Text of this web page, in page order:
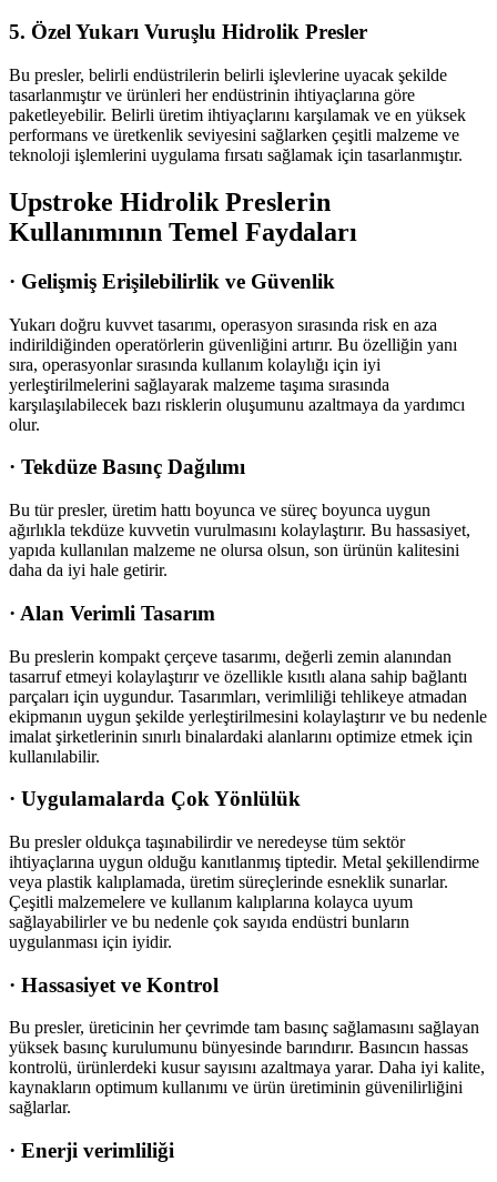
5. Özel Yukarı Vuruşlu Hidrolik Presler
Bu presler, belirli endüstrilerin belirli işlevlerine uyacak şekilde
tasarlanmıştır ve ürünleri her endüstrinin ihtiyaçlarına göre
paketleyebilir. Belirli üretim ihtiyaçlarını karşılamak ve en yüksek
performans ve üretkenlik seviyesini sağlarken çeşitli malzeme ve
teknoloji işlemlerini uygulama fırsatı sağlamak için tasarlanmıştır.
Upstroke Hidrolik Preslerin
Kullanımının Temel Faydaları
· Gelişmiş Erişilebilirlik ve Güvenlik
Yukarı doğru kuvvet tasarımı, operasyon sırasında risk en aza
indirildiğinden operatörlerin güvenliğini artırır. Bu özelliğin yanı
sıra, operasyonlar sırasında kullanım kolaylığı için iyi
yerleştirilmelerini sağlayarak malzeme taşıma sırasında
karşılaşılabilecek bazı risklerin oluşumunu azaltmaya da yardımcı
olur.
· Tekdüze Basınç Dağılımı
Bu tür presler, üretim hattı boyunca ve süreç boyunca uygun
ağırlıkla tekdüze kuvvetin vurulmasını kolaylaştırır. Bu hassasiyet,
yapıda kullanılan malzeme ne olursa olsun, son ürünün kalitesini
daha da iyi hale getirir.
· Alan Verimli Tasarım
Bu preslerin kompakt çerçeve tasarımı, değerli zemin alanından
tasarruf etmeyi kolaylaştırır ve özellikle kısıtlı alana sahip bağlantı
parçaları için uygundur. Tasarımları, verimliliği tehlikeye atmadan
ekipmanın uygun şekilde yerleştirilmesini kolaylaştırır ve bu nedenle
imalat şirketlerinin sınırlı binalardaki alanlarını optimize etmek için
kullanılabilir.
· Uygulamalarda Çok Yönlülük
Bu presler oldukça taşınabilirdir ve neredeyse tüm sektör
ihtiyaçlarına uygun olduğu kanıtlanmış tiptedir. Metal şekillendirme
veya plastik kalıplamada, üretim süreçlerinde esneklik sunarlar.
Çeşitli malzemelere ve kullanım kalıplarına kolayca uyum
sağlayabilirler ve bu nedenle çok sayıda endüstri bunların
uygulanması için iyidir.
· Hassasiyet ve Kontrol
Bu presler, üreticinin her çevrimde tam basınç sağlamasını sağlayan
yüksek basınç kurulumunu bünyesinde barındırır. Basıncın hassas
kontrolü, ürünlerdeki kusur sayısını azaltmaya yarar. Daha iyi kalite,
kaynakların optimum kullanımı ve ürün üretiminin güvenilirliğini
sağlarlar.
· Enerji verimliliği